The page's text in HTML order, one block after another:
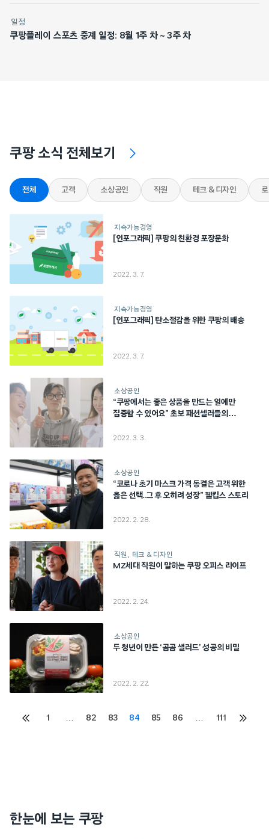
일정
쿠팡플레이 스포츠 중계 일정: 8월 1주 차 ~ 3주 차
쿠팡 소식 전체보기
전체 고객 소상공인 직원 테크 & 디자인
지속가능경영
[인포그래픽] 쿠팡의 친환경 포장문화
2022. 3. 7.
지속가능경영
[인포그래픽] 탄소절감을 위한 쿠팡의 배송
2022. 3. 7.
소상공인
“쿠팡에서는 좋은 상품을 만드는 일에만
집중할 수 있어요” 초보 패션셀러들의
2022. 3. 3.
소상공인
“코로나 초기 마스크 가격 동결은 고객 위한
옳은 선택..그 후 오히려 성장” 웰킵스 스토리
2022. 2. 28.
직원 테크 & 디자인
MZ세대 직원이 말하는 쿠팡 오피스 라이프
2022. 2. 24.
소상공인
두 청년이 만든 ‘곰곰 샐러드’ 성공의 비밀
2022. 2. 22.
Posts
이전
1 … 82 83 84 85 86 … 111
다음
한눈에 보는 쿠팡